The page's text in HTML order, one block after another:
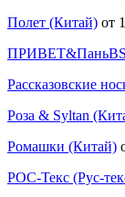
Полет (Китай) от
Рассказовские
Роза & Syltan
Ромашки (Китай)
РОС-Текс (Рус-